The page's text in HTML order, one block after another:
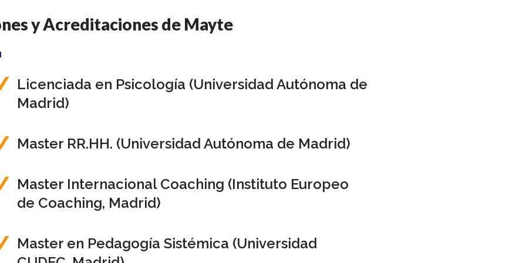
y Acreditaciones de Mayte
Licenciada en Psicología (Universidad Autónoma de
Madrid)
Master RR.HH. (Universidad Autónoma de Madrid)
Master Internacional Coaching (Instituto Europeo
de Coaching, Madrid)
Master en Pedagogía Sistémica (Universidad